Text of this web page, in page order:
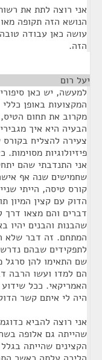
אני רוצה לתת את
הנושא הזה תקופה
עושה כאן עבודה
הזה.
יעל רום
למעשה, יש כאן
המקצועות באופן
מקרוב את תחום
הבעיה היא איך
צעירה להצליח
פיזיולוגיות
אני התנדבתי שהם
שחמישים שנה אף
קורס טיסה, הייתי
הדוק עם קצין המיון
דברים והם מצאו
שהבנות והבנים יהיו
המתחם. זה דבר שלא
לתפקידים שבהם נדרש
שם התאימו להן סרגל
הם למדו ועשו הרבה
האמריקאי. ככל
היה לי איתם קשר
אני רוצה להביא
שהייתה גם אלופה
הקצינים שהייתה